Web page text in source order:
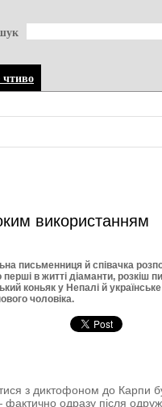
чтиво
використанням
письменниця й співачка
в житті діаманти, розкіш
коньяк у Непалі й українське
чоловіка.
з диктофоном до Карпи
одразу після